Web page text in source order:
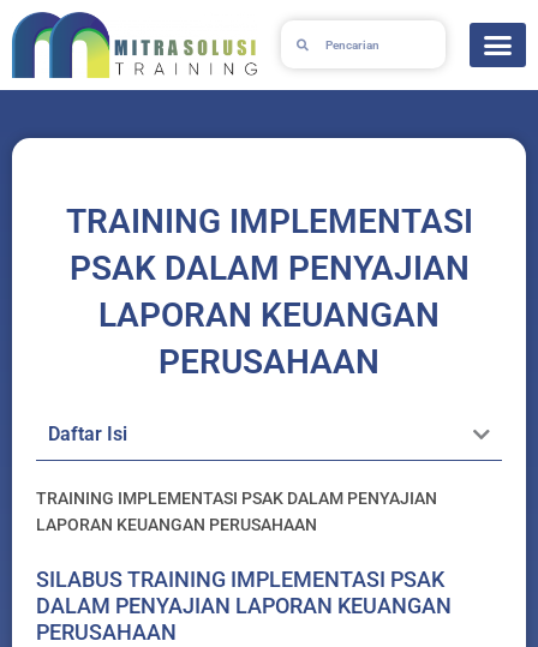
Lewati
ke
TRAINING IMPLEMENTASI
PSAK DALAM PENYAJIAN
LAPORAN KEUANGAN
PERUSAHAAN
Daftar Isi
TRAINING IMPLEMENTASI PSAK DALAM PENYAJIAN
LAPORAN KEUANGAN PERUSAHAAN
SILABUS TRAINING IMPLEMENTASI PSAK
DALAM PENYAJIAN LAPORAN KEUANGAN
PERUSAHAAN